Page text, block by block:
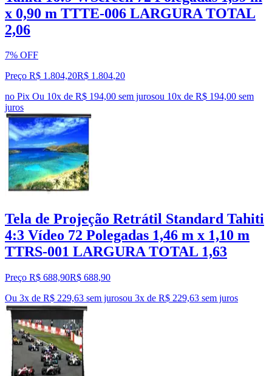
x 0,90 m TTTE-006 LARGURA TOTAL
2,06
7% OFF
Preço R$ 1.804,20R$ 1.804,20
no Pix Ou 10x de R$ 194,00 sem jurosou 10x de R$ 194,00 sem
juros
Tela de Projeção Retrátil Standard Tahiti
4:3 Vídeo 72 Polegadas 1,46 m x 1,10 m
TTRS-001 LARGURA TOTAL 1,63
Preço R$ 688,90R$ 688,90
Ou 3x de R$ 229,63 sem jurosou 3x de R$ 229,63 sem juros